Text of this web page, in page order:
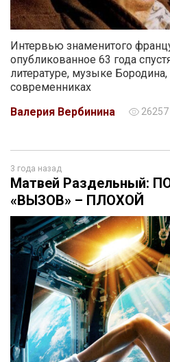
Интервью знаменитого
опубликованное 63 года
литературе, музыке Бородина,
современниках
Валерия Вербинина
26257
3 года назад
Матвей Раздельный:
«ВЫЗОВ» – ПЛОХОЙ